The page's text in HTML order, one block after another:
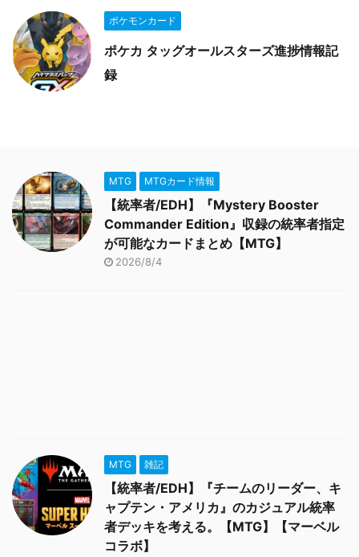
ポケモンカード
ポケカ タッグオールスターズ進捗情報記
録
MTG MTGカード情報
【統率者/EDH】『Mystery Booster
Commander Edition』収録の統率者指定
が可能なカードまとめ【MTG】
2026/8/4
MTG 雑記
【統率者/EDH】『チームのリーダー、キ
ャプテン・アメリカ』のカジュアル統率
者デッキを考える。【MTG】【マーベル
コラボ】